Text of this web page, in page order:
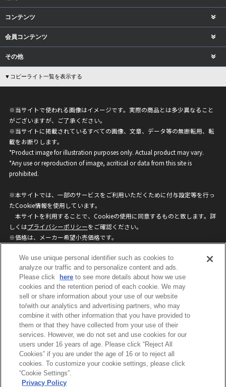
コンテンツ
会員コンテンツ
その他
▼コピーライト一覧を表示する
※当サイトで使われる画像はイメージです。実際の商品とは多少異なること
がございますが、ご了承ください。
※当サイトに掲載されているすべての画像、文章、データ等の無断転用、転
載をお断りします。
*Product image for illustration purposes only. Actual product may vary.
*Any use or reproduction of image, acritical or data from this site is
prohibited.
※本サイトでは、一部のサービスをご利用いただくために付与設定等を行っ
たCookie情報を使用しています。
本サイトを利用することで、Cookieの使用に同意するものと致します。詳
しくはプライバシーポリシーをご確認ください。
※価格は、メーカー希望小売価格です。
ざいますのでご了承ください。
privacypolicy
Do Not Sell or Share My
Personal Information
ウェブサイトご利用条件
ソーシャルメディアポリシー
個人情報保護方針
お問い合わせ
©BANDAI
We use unique personal identifier such as cookies to
analyze our traffic and to personalize content and ads.
Please click
here to see more details about how we use
cookies and the retention period of each cookie. We may
sell or share information about your use of our website
to/with our analytics and advertising partners, who may
combine it with other information that you have provided to
them or that they have collected from your use of their
services. However, we do not set and use cookies for our
users under 16 years of age. Please click “Reject All
Cookies” if you are under the age of 16 or to reject all
cookies. To customize your cookie settings, please click
“Cookie Settings”.
Privacy Policy